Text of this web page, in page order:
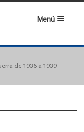
Menú
de 1936 a 1939